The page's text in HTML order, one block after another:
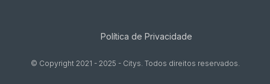
Política de Privacidade
© Copyright 2021 - 2025 - Citys. Todos direitos reservados.